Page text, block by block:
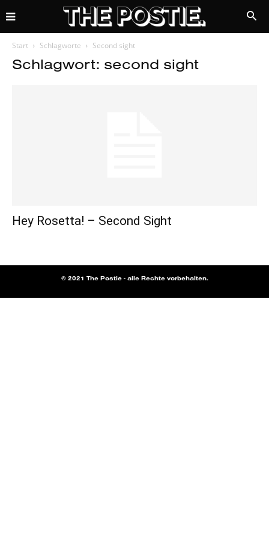
Start Schlagworte Second sight
Schlagwort: second sight
Hey Rosetta! – Second Sight
© 2021 The Postie - alle Rechte vorbehalten.